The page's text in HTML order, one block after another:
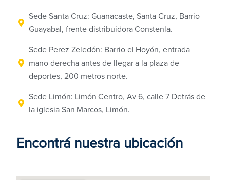
Sede Santa Cruz: Guanacaste, Santa Cruz, Barrio
Guayabal, frente distribuidora Constenla.
Sede Perez Zeledón: Barrio el Hoyón, entrada
mano derecha antes de llegar a la plaza de
deportes, 200 metros norte.
Sede Limón: Limón Centro, Av 6, calle 7 Detrás de
la iglesia San Marcos, Limón.
Encontrá nuestra ubicación